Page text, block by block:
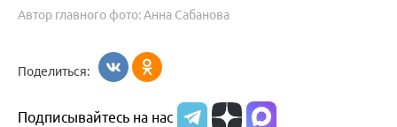
Автор главного фото: Анна Сабанова
Поделиться:
Подписывайтесь на нас